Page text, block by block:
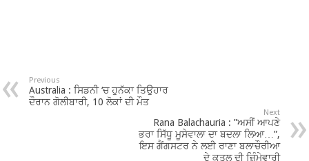
Previous
Australia : ਸਿਡਨੀ ‘ਚ ਹੁਨੱਕਾ ਤਿਉਹਾਰ
ਦੌਰਾਨ ਗੋਲੀਬਾਰੀ, 10 ਲੋਕਾਂ ਦੀ ਮੌਤ
Next
Rana Balachauria : ”ਅਸੀਂ ਆਪਣੇ
ਭਰਾ ਸਿੱਧੂ ਮੂਸੇਵਾਲਾ ਦਾ ਬਦਲਾ ਲਿਆ…”,
ਇਸ ਗੈਂਗਸਟਰ ਨੇ ਲਈ ਰਾਣਾ ਬਲਾਚੌਰੀਆ
ਦੇ ਕਤਲ ਦੀ ਜ਼ਿੰਮੇਵਾਰੀ